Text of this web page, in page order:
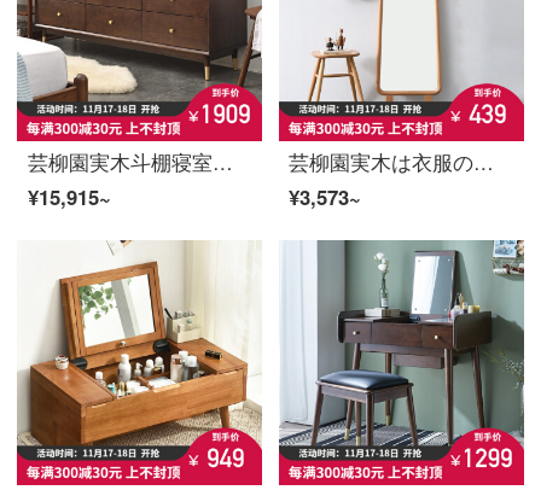
芸柳園実木斗棚寝室の五斗棚は簡単に五斗棚の引き出し式収納棚の大容量斗箱は軽い贅沢品です。
¥15,915~
芸柳園実木は衣服の鏡を着て全身の地面に落ちる鏡の小さい家型は壁の立体写真を貼って衣服の鏡を撮影します。
¥3,573~